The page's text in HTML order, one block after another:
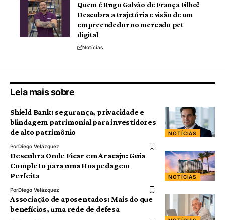
Quem é Hugo Galvão de França Filho?
Descubra a trajetória e visão de um
empreendedor no mercado pet
digital
Notícias
Leia mais sobre
NOTÍCIAS
Shield Bank: segurança, privacidade e
blindagem patrimonial para investidores
de alto patrimônio
PorDiego Velázquez
NOTÍCIAS
Descubra Onde Ficar em Aracaju: Guia
Completo para uma Hospedagem
Perfeita
PorDiego Velázquez
Associação de aposentados: Mais do que
benefícios, uma rede de defesa